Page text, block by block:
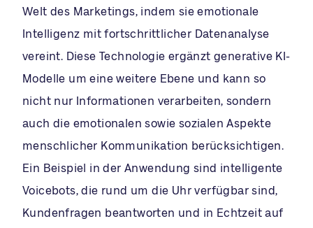
Welt des Marketings, indem sie emotionale
Intelligenz mit fortschrittlicher Datenanalyse
vereint. Diese Technologie ergänzt generative KI-
Modelle um eine weitere Ebene und kann so
nicht nur Informationen verarbeiten, sondern
auch die emotionalen sowie sozialen Aspekte
menschlicher Kommunikation berücksichtigen.
Ein Beispiel in der Anwendung sind intelligente
Voicebots, die rund um die Uhr verfügbar sind,
Kundenfragen beantworten und in Echtzeit auf